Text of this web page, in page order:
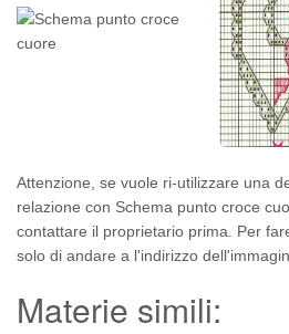
Attenzione, se vuole ri-utilizzare una
relazione con Schema punto croce
contattare il proprietario prima. Per
solo di andare a l'indirizzo
Materie simili: